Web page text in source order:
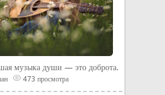
музыка души — это доброта.
473 просмотра